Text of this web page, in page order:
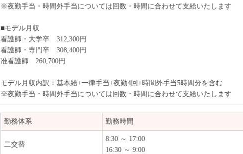
※夜勤手当・時間外手当については回数・時間に合わせて支給いたします
■モデル月収
看護師・大学卒 312,300円
看護師・専門卒 308,400円
准看護師 260,700円
モデル月収内訳：基本給+一律手当+夜勤4回+時間外手当5時間分を含む
※夜勤手当・時間外手当については回数・時間に合わせて支給いたします
勤務体系 勤務時間
二交替
8:30 ～ 17:00
16:30 ～ 9:00